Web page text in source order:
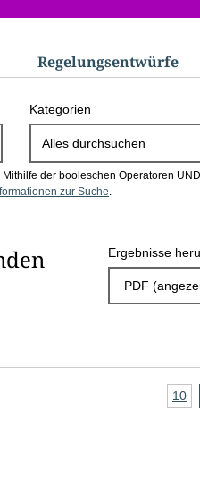
Regelungs­entwürfe
Kategorien
Alles durchsuchen
Mithilfe der booleschen Operatoren
zur Suche.
Ergebnisse
A
10